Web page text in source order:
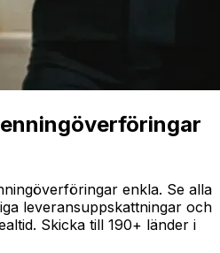
enkla. Se alla
leveransuppskattningar och
Skicka till 190+ länder i